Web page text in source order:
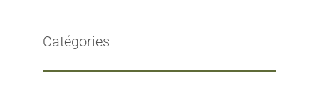
Catégories